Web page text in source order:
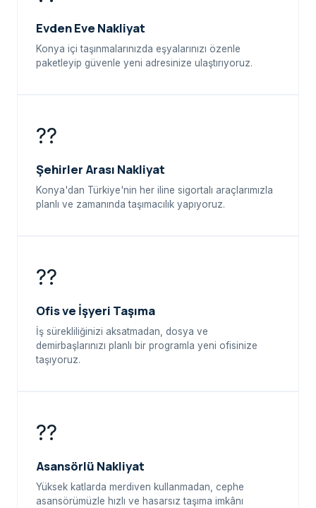
Evden Eve Nakliyat
Konya içi taşınmalarınızda eşyalarınızı özenle
paketleyip güvenle yeni adresinize ulaştırıyoruz.
??
Şehirler Arası Nakliyat
Konya'dan Türkiye'nin her iline sigortalı araçlarımızla
planlı ve zamanında taşımacılık yapıyoruz.
??
Ofis ve İşyeri Taşıma
İş sürekliliğinizi aksatmadan, dosya ve
demirbaşlarınızı planlı bir programla yeni ofisinize
taşıyoruz.
??
Asansörlü Nakliyat
Yüksek katlarda merdiven kullanmadan, cephe
asansörümüzle hızlı ve hasarsız taşıma imkânı